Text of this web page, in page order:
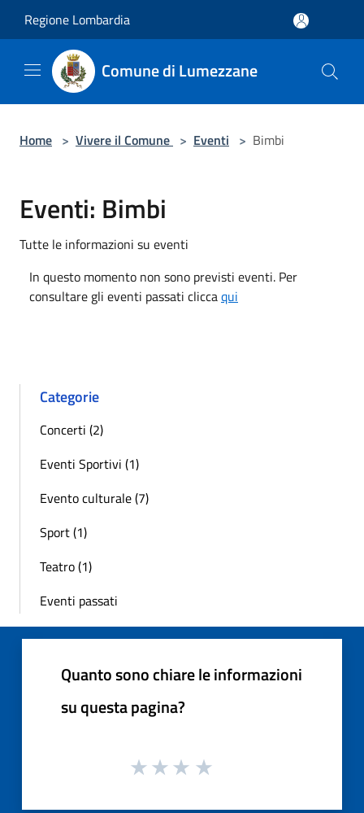
Regione Lombardia
Comune di Lumezzane
Home > Vivere il Comune > Eventi > Bimbi
Eventi: Bimbi
Tutte le informazioni su eventi
In questo momento non sono previsti eventi. Per
consultare gli eventi passati cliccaqui
Categorie
Concerti (2)
Eventi Sportivi (1)
Evento culturale (7)
Sport (1)
Teatro (1)
Eventi passati
Quanto sono chiare le informazioni
su questa pagina?